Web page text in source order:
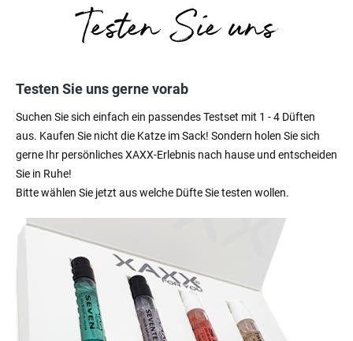
Testen Sie uns gerne vorab
Suchen Sie sich einfach ein passendes Testset mit 1 - 4 Düften
aus. Kaufen Sie nicht die Katze im Sack! Sondern holen Sie sich
gerne Ihr persönliches XAXX-Erlebnis nach hause und entscheiden
Sie in Ruhe!
Bitte wählen Sie jetzt aus welche Düfte Sie testen wollen.